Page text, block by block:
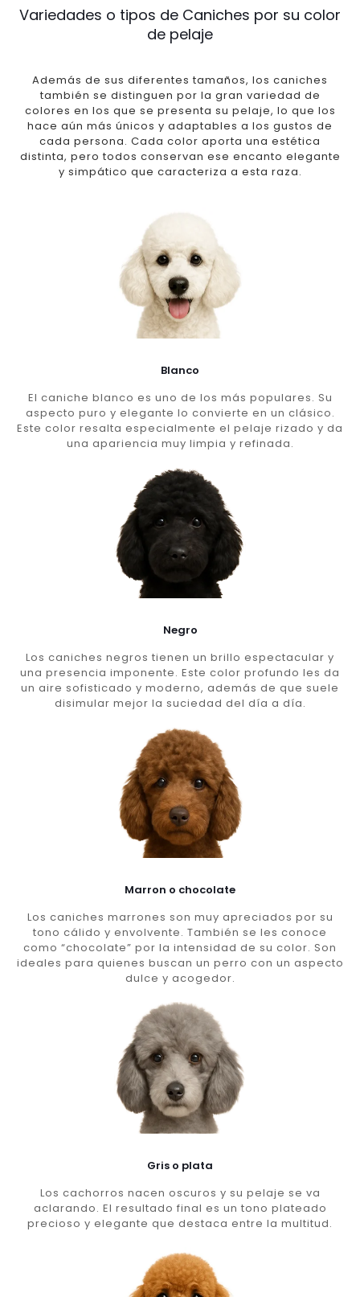
Variedades o tipos de Caniches por su color
de pelaje
Además de sus diferentes tamaños, los caniches
también se distinguen por la gran variedad de
colores en los que se presenta su pelaje, lo que los
hace aún más únicos y adaptables a los gustos de
cada persona. Cada color aporta una estética
distinta, pero todos conservan ese encanto elegante
y simpático que caracteriza a esta raza.
Blanco
El caniche blanco es uno de los más populares. Su
aspecto puro y elegante lo convierte en un clásico.
Este color resalta especialmente el pelaje rizado y da
una apariencia muy limpia y refinada.
Negro
Los caniches negros tienen un brillo espectacular y
una presencia imponente. Este color profundo les da
un aire sofisticado y moderno, además de que suele
disimular mejor la suciedad del día a día.
Marron o chocolate
Los caniches marrones son muy apreciados por su
tono cálido y envolvente. También se les conoce
como “chocolate” por la intensidad de su color. Son
ideales para quienes buscan un perro con un aspecto
dulce y acogedor.
Gris o plata
Los cachorros nacen oscuros y su pelaje se va
aclarando. El resultado final es un tono plateado
precioso y elegante que destaca entre la multitud.